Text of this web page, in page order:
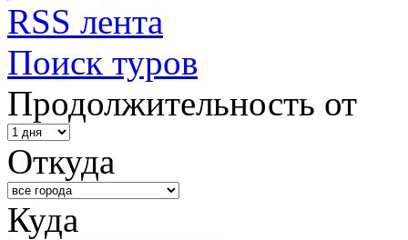
RSS лента
Поиск туров
Продолжительность от
Откуда
Куда